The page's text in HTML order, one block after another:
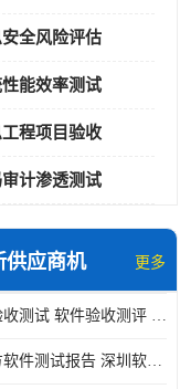
全风险评估
能效率测试
程项目验收
计渗透测试
供应商机 更多
软件验收测试 软件验收测评 软件确认测试标准及测试方法
第三方软件测试报告 深圳软件测评报告 安全验收测试报告